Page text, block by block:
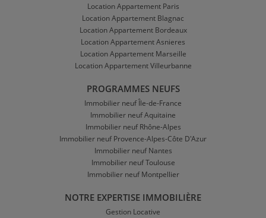
Location Appartement Paris
Location Appartement Blagnac
Location Appartement Bordeaux
Location Appartement Asnieres
Location Appartement Marseille
Location Appartement Villeurbanne
PROGRAMMES NEUFS
Immobilier neuf Île-de-France
Immobilier neuf Aquitaine
Immobilier neuf Rhône-Alpes
Immobilier neuf Provence-Alpes-Côte D'Azur
Immobilier neuf Nantes
Immobilier neuf Toulouse
Immobilier neuf Montpellier
NOTRE EXPERTISE IMMOBILIÈRE
Gestion Locative